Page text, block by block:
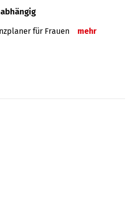
für Frauen mehr